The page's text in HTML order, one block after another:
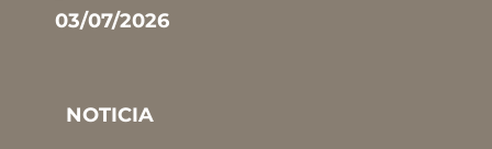
03/07/2026
NOTICIA